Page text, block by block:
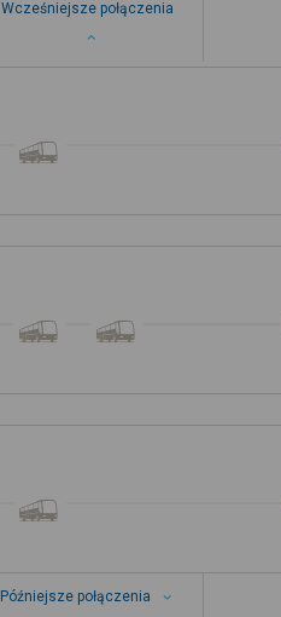
Wcześniejsze połączenia
Późniejsze połączenia